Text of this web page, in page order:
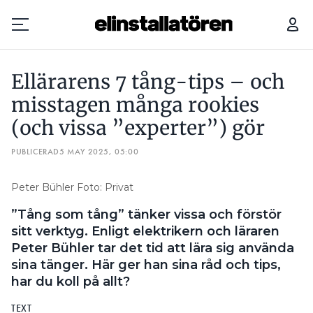
Prenumerera
Hantera prenumeration
Läs E-tidningen
Om tidningen
Kontakt
Personuppgifter
Ellärarens 7 tång-tips – och
misstagen många rookies
(och vissa ”experter”) gör
PUBLICERAD5 MAY 2025, 05:00
Peter Bühler Foto: Privat
”Tång som tång” tänker vissa och förstör
sitt verktyg. Enligt elektrikern och läraren
Peter Bühler tar det tid att lära sig använda
sina tänger. Här ger han sina råd och tips,
har du koll på allt?
TEXT